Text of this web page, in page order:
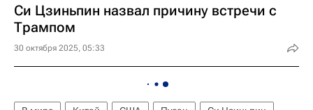
Си Цзиньпин назвал причину встречи с
Трампом
30 октября 2025, 05:33